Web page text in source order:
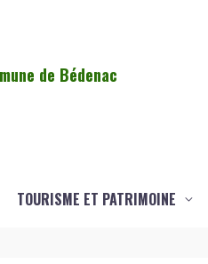
de Bédenac
TOURISME ET PATRIMOINE